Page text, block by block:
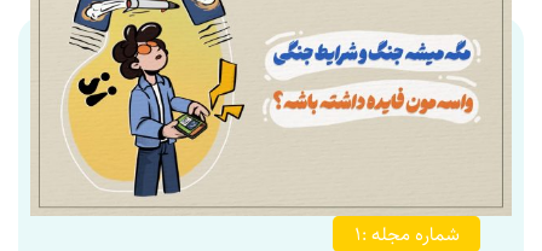
شماره مجله :1